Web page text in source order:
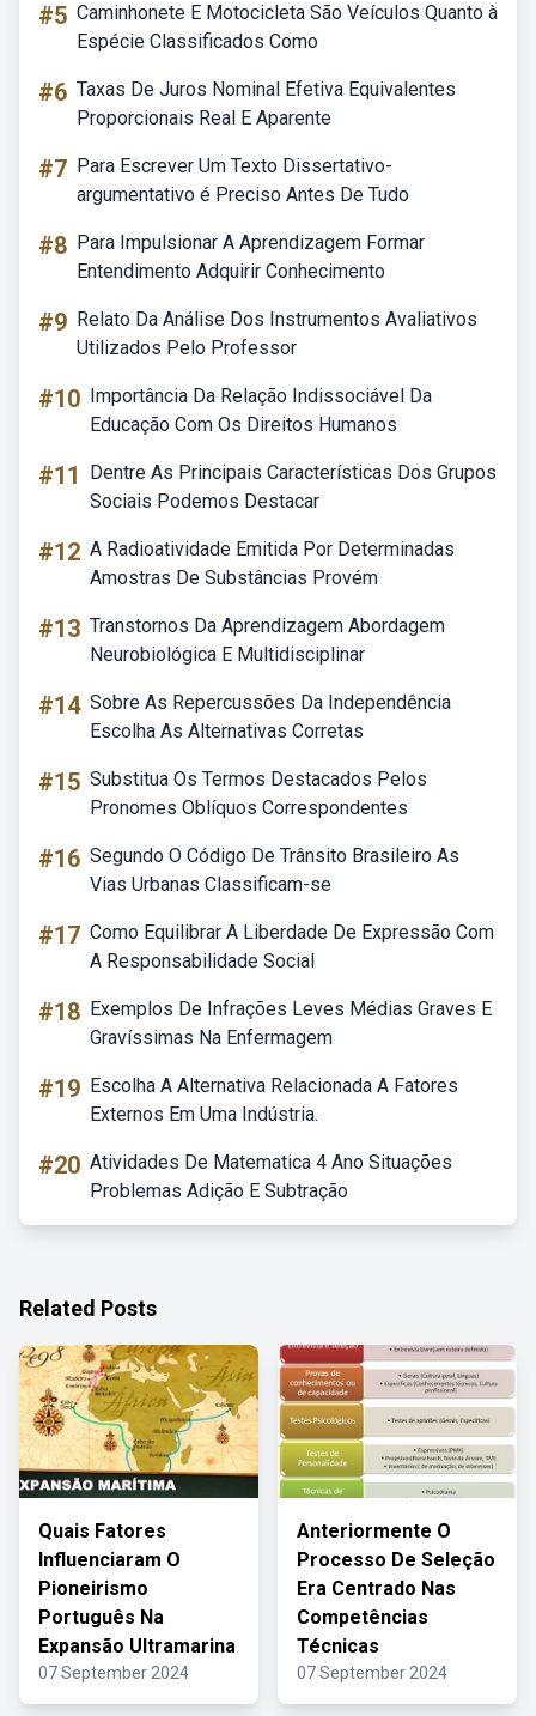
#5 Caminhonete E Motocicleta São Veículos Quanto à
Espécie Classificados Como
#6 Taxas De Juros Nominal Efetiva Equivalentes
Proporcionais Real E Aparente
#7 Para Escrever Um Texto Dissertativo-
argumentativo é Preciso Antes De Tudo
#8 Para Impulsionar A Aprendizagem Formar
Entendimento Adquirir Conhecimento
#9 Relato Da Análise Dos Instrumentos Avaliativos
Utilizados Pelo Professor
#10 Importância Da Relação Indissociável Da
Educação Com Os Direitos Humanos
#11
Dentre As Principais Características Dos Grupos
Sociais Podemos Destacar
#12 A Radioatividade Emitida Por Determinadas
Amostras De Substâncias Provém
#13 Transtornos Da Aprendizagem Abordagem
Neurobiológica E Multidisciplinar
#14 Sobre As Repercussões Da Independência
Escolha As Alternativas Corretas
#15 Substitua Os Termos Destacados Pelos
Pronomes Oblíquos Correspondentes
#16 Segundo O Código De Trânsito Brasileiro As
Vias Urbanas Classificam-se
#17 Como Equilibrar A Liberdade De Expressão Com
A Responsabilidade Social
#18 Exemplos De Infrações Leves Médias Graves E
Gravíssimas Na Enfermagem
#19 Escolha A Alternativa Relacionada A Fatores
Externos Em Uma Indústria.
#20 Atividades De Matematica 4 Ano Situações
Problemas Adição E Subtração
Related Posts
Quais Fatores
Influenciaram O
Pioneirismo
Português Na
Expansão Ultramarina
07 September 2024
Anteriormente O
Processo De Seleção
Era Centrado Nas
Competências
Técnicas
07 September 2024